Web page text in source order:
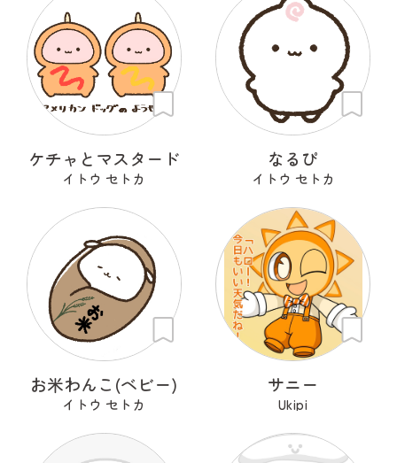
ケチャとマスタード
イトウ セトカ
なるぴ
イトウ セトカ
お米わんこ(ベビー)
イトウ セトカ
サニー
Ukipi